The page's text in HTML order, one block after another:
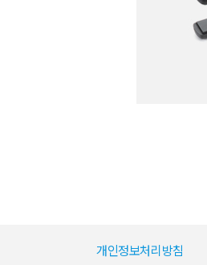
개인정보처리방침